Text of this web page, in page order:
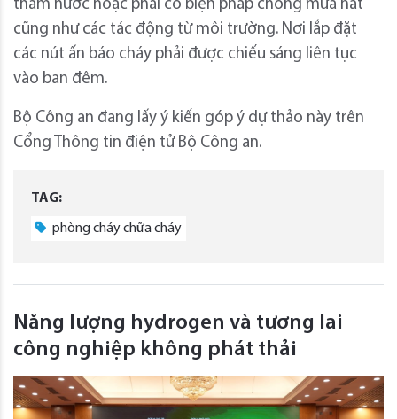
thấm nước hoặc phải có biện pháp chống mưa hắt
cũng như các tác động từ môi trường. Nơi lắp đặt
các nút ấn báo cháy phải được chiếu sáng liên tục
vào ban đêm.
Bộ Công an đang lấy ý kiến góp ý dự thảo này trên
Cổng Thông tin điện tử Bộ Công an.
TAG:
phòng cháy chữa cháy
Năng lượng hydrogen và tương lai
công nghiệp không phát thải